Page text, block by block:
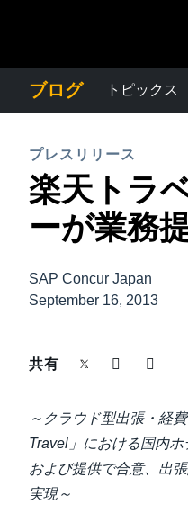
ブログ トピックス
プレスリリース
電子帳簿保存法・インボイ
経理・総務の豆知識
中堅・中小企業
製品情報
プレスリリース
楽天トラ
ーが業務
SAP Concur Japan
September 16, 2013
共有
～クラウド型出張・経
Travel」における国内
および提供で合意、出
実現～